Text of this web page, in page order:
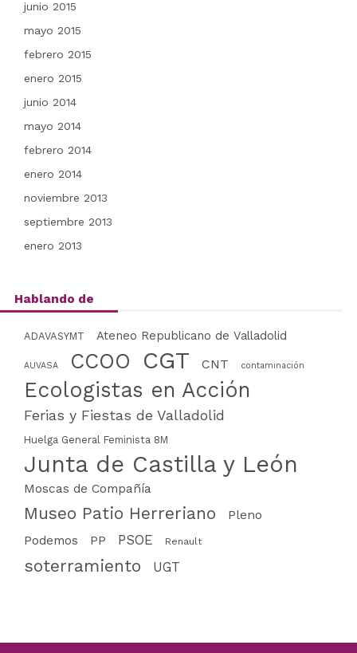
junio 2015
mayo 2015
febrero 2015
enero 2015
junio 2014
mayo 2014
febrero 2014
enero 2014
noviembre 2013
septiembre 2013
enero 2013
Hablando de
ADAVASYMT Ateneo Republicano de Valladolid
AUVASA CCOO CGT CNT contaminación
Ecologistas en Acción
Ferias y Fiestas de Valladolid
Huelga General Feminista 8M
Junta de Castilla y León
Moscas de Compañía
Museo Patio Herreriano
Pleno
Podemos
PP PSOE Renault
soterramiento UGT